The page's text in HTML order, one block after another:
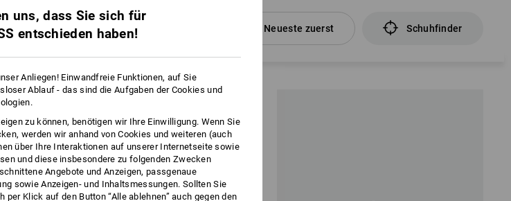
267 Artikel weitere Filter Neueste zuerst Schuhfinder
uns, dass Sie sich für
entschieden haben!
Anliegen! Einwandfreie Funktionen, auf Sie
Ablauf - das sind die Aufgaben der Cookies und
zu können, benötigen wir Ihre Einwilligung. Wenn Sie
werden wir anhand von Cookies und weiteren (auch
über Ihre Interaktionen auf unserer Internetseite sowie
und diese insbesondere zu folgenden Zwecken
Angebote und Anzeigen, passgenaue
sowie Anzeigen- und Inhaltsmessungen. Sollten Sie
Klick auf den Button “Alle ablehnen” auch gegen den